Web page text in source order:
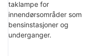
lagerbygninger og
andre
innendørsbelysning